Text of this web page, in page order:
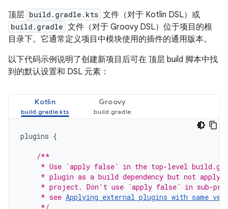
顶层 build.gradle.kts 文件（对于 Kotlin DSL）或
build.gradle 文件（对于 Groovy DSL）位于项目的根
目录下。它通常定义项目中模块使用的插件的通用版本。
以下代码示例说明了创建新项目后可在 顶层 build 脚本中找
到的默认设置和 DSL 元素：
Kotlin Groovy
plugins {
/**
* Use `apply false` in the top-level
* plugin as a build dependency but not apply
* project. Don't use `apply false` in sub-
     * see
Applying external plugins with same